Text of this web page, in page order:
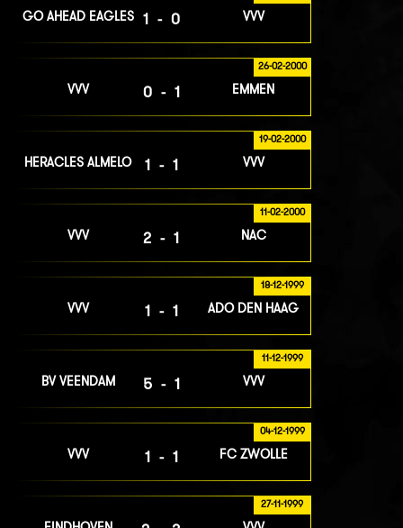
GO AHEAD EAGLES 1-0 VVV
26-02-2000
VVV 0-1 EMMEN
19-02-2000
HERACLES ALMELO 1-1 VVV
11-02-2000
VVV 2-1 NAC
18-12-1999
VVV 1-1 ADO DEN HAAG
11-12-1999
BV VEENDAM 5-1 VVV
04-12-1999
VVV 1-1 FC ZWOLLE
27-11-1999